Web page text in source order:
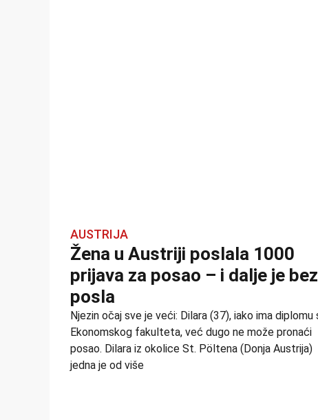
AUSTRIJA
Žena u Austriji poslala 1000
prijava za posao – i dalje je bez
posla
Njezin očaj sve je veći: Dilara (37), iako ima diplomu
Ekonomskog fakulteta, već dugo ne može pronaći
posao. Dilara iz okolice St. Pöltena (Donja Austrija)
jedna je od više